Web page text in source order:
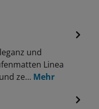
und
Linea
ze… Mehr